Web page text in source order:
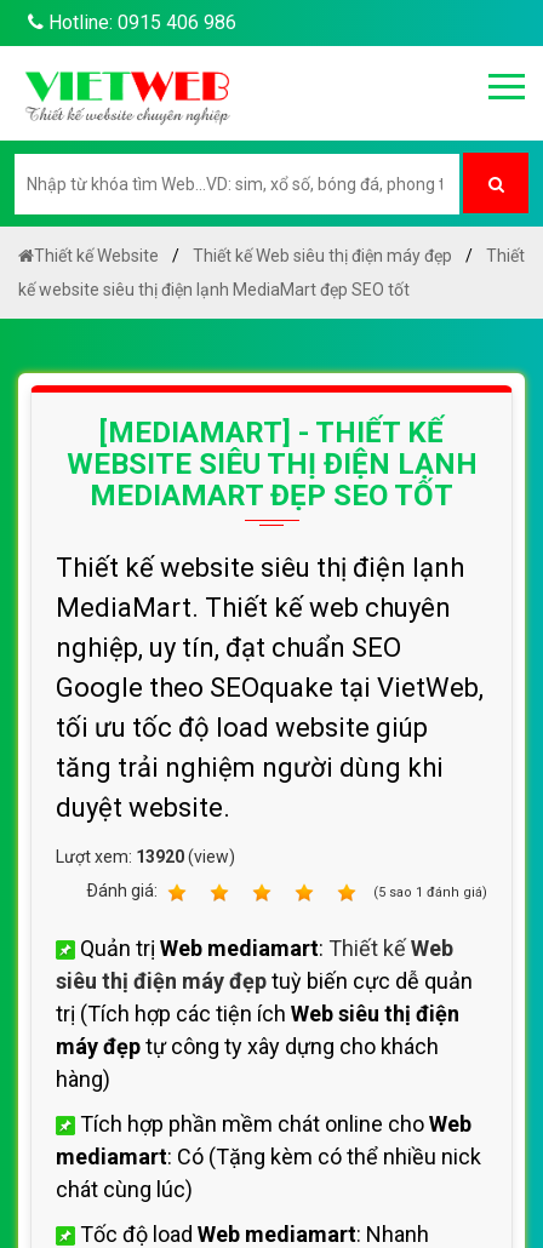
Hotline: 0915 406 986
Thiết kế Website Thiết kế Web siêu thị điện máy đẹp
Thiết
kế website siêu thị điện lạnh MediaMart đẹp SEO tốt
[MEDIAMART] - THIẾT KẾ
WEBSITE SIÊU THỊ ĐIỆN LẠNH
MEDIAMART ĐẸP SEO TỐT
Thiết kế website siêu thị điện lạnh
MediaMart. Thiết kế web chuyên
nghiệp, uy tín, đạt chuẩn SEO
Google theo SEOquake tại VietWeb,
tối ưu tốc độ load website giúp
tăng trải nghiệm người dùng khi
duyệt website.
Lượt xem: 13920(view)
Ðánh giá:
(5 sao 1 đánh giá)
Quản trị Web mediamart: Thiết kếWeb
siêu thị điện máy đẹptuỳ biến cực dễ quản
trị (Tích hợp các tiện ích Web siêu thị điện
máy đẹptự công ty xây dựng cho khách
hàng)
Tích hợp phần mềm chát online choWeb
mediamart: Có (Tặng kèm có thể nhiều nick
chát cùng lúc)
Tốc độ load Web mediamart: Nhanh